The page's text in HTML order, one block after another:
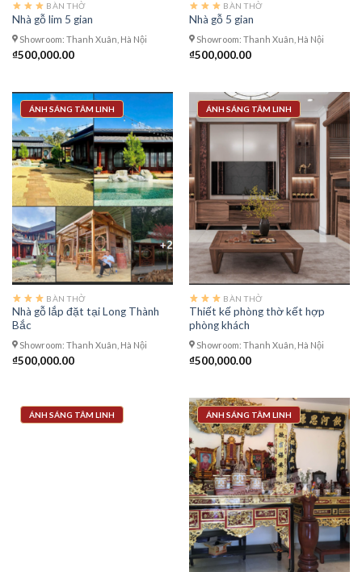
BÀN THỜ
Nhà gỗ lim 5 gian
Showroom: Thanh Xuân, Hà Nội
₫500,000.00
BÀN THỜ
Nhà gỗ 5 gian
Showroom: Thanh Xuân, Hà Nội
₫500,000.00
ÁNH SÁNG TÂM LINH
BÀN THỜ
Nhà gỗ lắp đặt tại Long Thành
Bắc
Showroom: Thanh Xuân, Hà Nội
₫500,000.00
ÁNH SÁNG TÂM LINH
BÀN THỜ
Thiết kế phòng thờ kết hợp
phòng khách
Showroom: Thanh Xuân, Hà Nội
₫500,000.00
ÁNH SÁNG TÂM LINH ÁNH SÁNG TÂM LINH